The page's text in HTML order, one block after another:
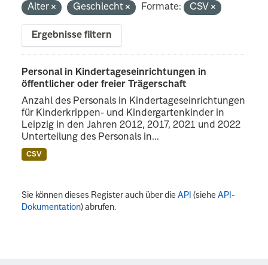
Alter
Geschlecht Formate: CSV
Ergebnisse filtern
Personal in Kindertageseinrichtungen in
öffentlicher oder freier Trägerschaft
Anzahl des Personals in Kindertageseinrichtungen
für Kinderkrippen- und Kindergartenkinder in
Leipzig in den Jahren 2012, 2017, 2021 und 2022
Unterteilung des Personals in...
CSV
Sie können dieses Register auch über dieAPI (sieheAPI-
Dokumentation) abrufen.